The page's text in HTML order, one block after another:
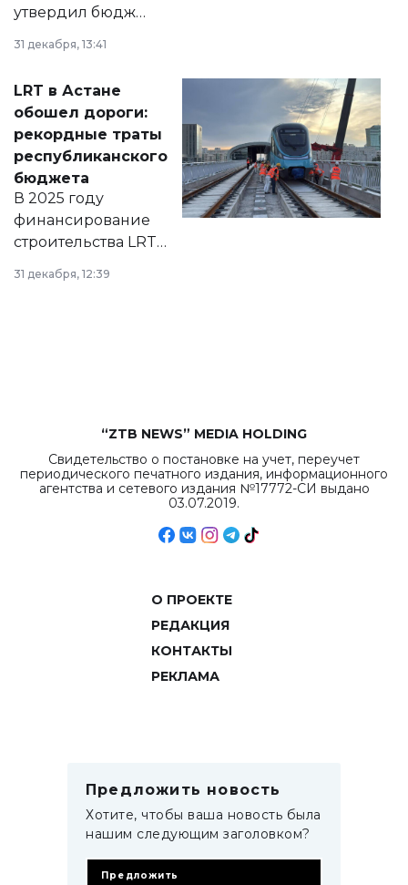
утвердил бюджет
города на 2026–
2028 годы.
документ
появился в базе
нормативных
правовых актов и
на сайте маслихат
города.
31 декабря, 13:41
LRT в Астане
обошел дороги:
рекордные траты
республиканского
бюджета
В 2025 году
финансирование
строительства LRT
в Астане из
республиканского
31 декабря, 12:39
“ZTB NEWS” MEDIA HOLDING
Свидетельство о постановке на учет, переучет
периодического печатного издания, информационного
агентства и сетевого издания №17772-СИ выдано
03.07.2019.
О ПРОЕКТЕ
РЕДАКЦИЯ
КОНТАКТЫ
РЕКЛАМА
Предложить новость
Хотите, чтобы ваша новость была
нашим следующим заголовком?
Предложить